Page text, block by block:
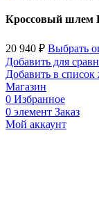
Кроссовый шлем
20 940 ₽ Выбрать
Добавить для
Добавить в список
Магазин
0 Избранное
0 элемент Заказ
Мой аккаунт